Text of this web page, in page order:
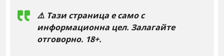
⚠️ Тази страница е само с
информационна цел. Залагайте
отговорно. 18+.